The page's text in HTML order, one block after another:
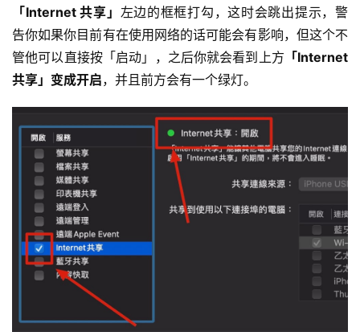
「Internet 共享」 左边的框框打勾，这时会跳出提示，警
告你如果你目前有在使用网络的话可能会有影响，但这个不
管他可以直接按「启动」，之后你就会看到上方 「Internet
共享」变成开启，并且前方会有一个绿灯。